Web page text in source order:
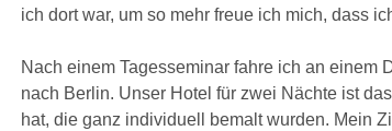
ich dort war, um so mehr freue ich mich, dass
Nach einem Tagesseminar fahre ich an einem
nach Berlin. Unser Hotel für zwei Nächte ist das
hat, die ganz individuell bemalt wurden. Mein